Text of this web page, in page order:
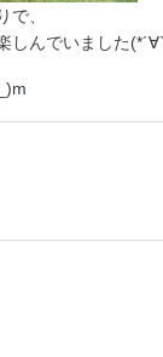
で、
しんでいました